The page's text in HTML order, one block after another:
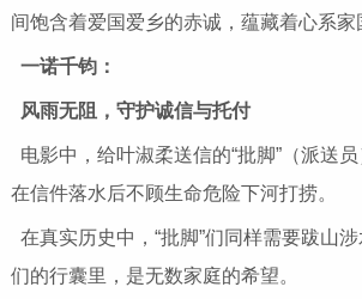
间饱含着爱国爱乡的赤诚，蕴藏着心系家
一诺千钧：
风雨无阻，守护诚信与托付
电影中，给叶淑柔送信的“批脚”（派送
在信件落水后不顾生命危险下河打捞。
在真实历史中，“批脚”们同样需要跋山
们的行囊里，是无数家庭的希望。